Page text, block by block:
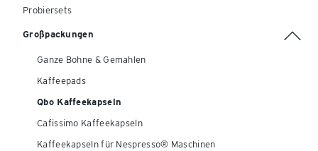
Probiersets
Großpackungen
Ganze Bohne & Gemahlen
Kaffeepads
Qbo Kaffeekapseln
Cafissimo Kaffeekapseln
Kaffeekapseln für Nespresso® Maschinen